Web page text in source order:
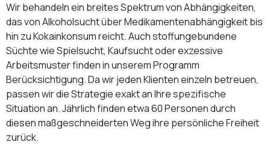
Wir behandeln ein breites Spektrum von Abhängigkeiten,
das von Alkoholsucht über Medikamentenabhängigkeit bis
hin zu Kokainkonsum reicht. Auch stoffungebundene
Süchte wie Spielsucht, Kaufsucht oder exzessive
Arbeitsmuster finden in unserem Programm
Berücksichtigung. Da wir jeden Klienten einzeln betreuen,
passen wir die Strategie exakt an Ihre spezifische
Situation an. Jährlich finden etwa 60 Personen durch
diesen maßgeschneiderten Weg ihre persönliche Freiheit
zurück.